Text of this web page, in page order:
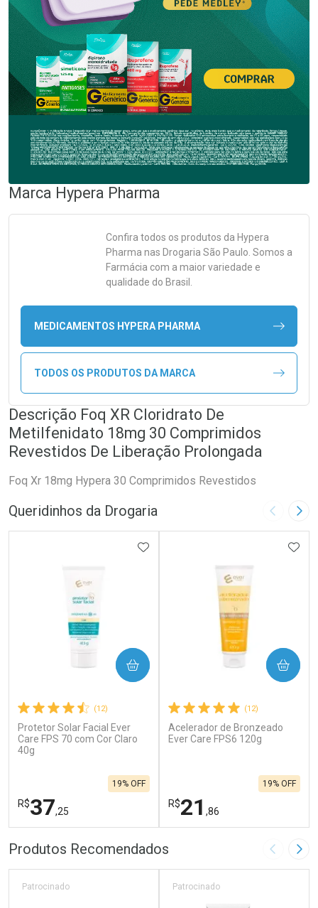
Marca Hypera Pharma
Confira todos os produtos da Hypera
Pharma nas Drogaria São Paulo. Somos a
Farmácia com a maior variedade e
qualidade do Brasil.
MEDICAMENTOS HYPERA PHARMA
TODOS OS PRODUTOS DA MARCA
Descrição Foq XR Cloridrato De
Metilfenidato 18mg 30 Comprimidos
Revestidos De Liberação Prolongada
Foq Xr 18mg Hypera 30 Comprimidos Revestidos
Queridinhos da Drogaria Imagem
(12)
Protetor Solar Facial Ever
Care FPS 70 com Cor Claro
40g
R$37,25
19% OFF
ADICIONAR AOS FAVORITOS
COMPRAR
FECHAR
Laboratório
FECHAR
Por Menos
(12)
Acelerador de Bronzeado
Ever Care FPS6 120g
R$21 ,86
19% OFF
COMPRAR
Laboratório
Por Menos
Produtos Recomendados Imagem
Patrocinado Patrocinado